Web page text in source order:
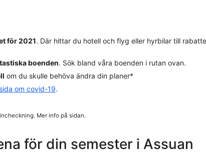
för 2021. Där hittar du hotell och flyg eller hyrbilar till
boenden. Sök bland våra boenden i rutan ovan.
om du skulle behöva ändra din planer*
om covid-19.
Mer info på sidan.
för din semester i Assuan